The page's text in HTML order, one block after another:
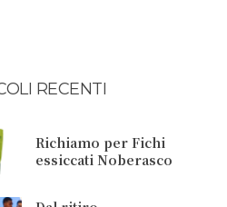
RECENTI
Richiamo per Fichi
essiccati Noberasco